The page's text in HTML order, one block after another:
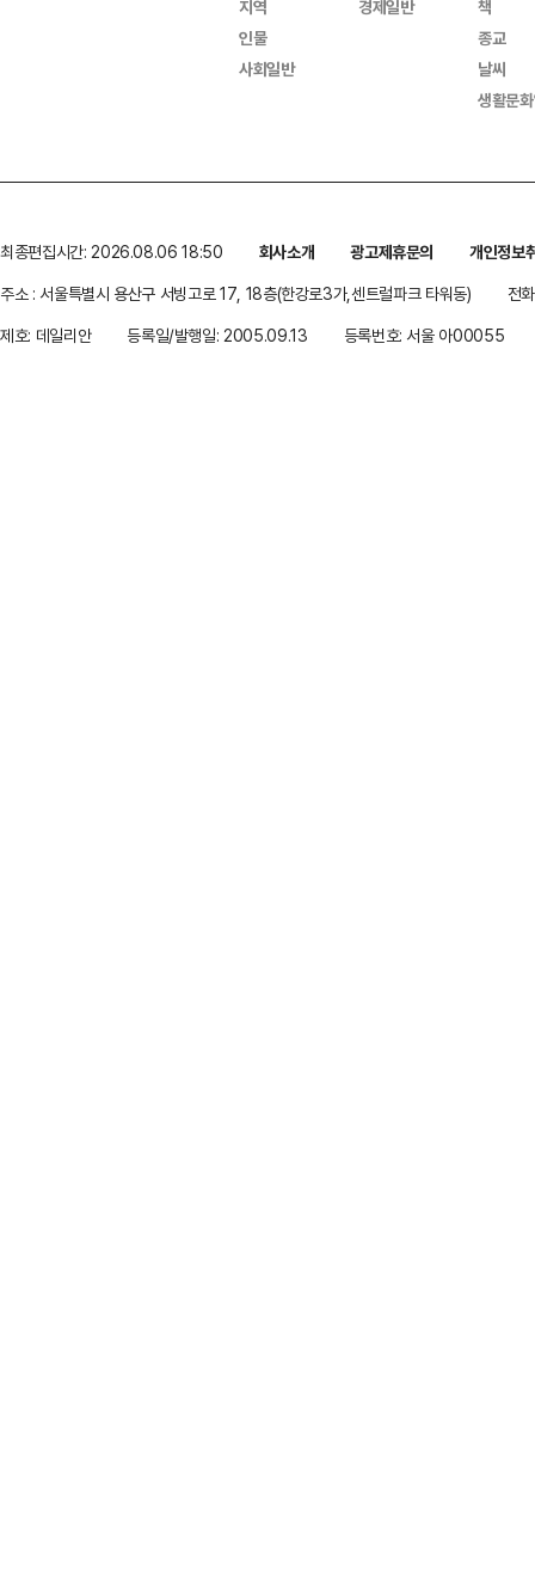
지역
인물
사회일반
경제일반
책
종교
날씨
생활문
최종편집시간: 2026.08.06 18:50 회사소개 광고제휴문의
개인정보
주소 : 서울특별시 용산구 서빙고로 17, 18층(한강로3가,센트럴파크 타워동)
전
제호: 데일리안
등록일/발행일: 2005.09.13 등록번호: 서울 아00055